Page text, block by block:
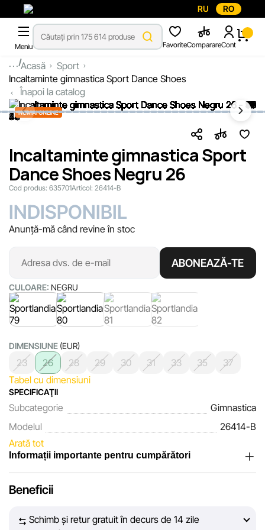
RU RO
Meniu FavoriteComparareCont
...Acasă
Sport
Incaltaminte gimnastica Sport Dance Shoes
Înapoi la catalog
NUMAI ONLINE
Incaltaminte gimnastica Sport
Dance Shoes Negru 26
Cod produs: 635701Articol: 26414-B
INDISPONIBIL
Anunță-mă când revine în stoc
ABONEAZĂ-TE
CULOARE: NEGRU
DIMENSIUNE (EUR)
23 26 28 29 30 31 33 35
37
Tabel cu dimensiuni
SPECIFICAŢII
Subcategorie
Gimnastica
Modelul
26414-B
Arată tot
Informații importante pentru cumpărători
încrederea clienților noștri. În fiecare zi depunem eforturi
prezentate pe site să fie cât mai complete, obiective și
Beneficii
Schimb și retur gratuit în decurs de 14 zile